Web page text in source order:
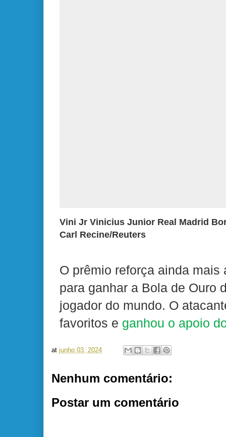
Vini Jr Vinicius Junior Real Madrid
Carl Recine/Reuters
O prêmio reforça ainda
para ganhar a Bola de Ouro
jogador do mundo. O
favoritos e ganhou o apoio
at junho 03, 2024
Nenhum comentário:
Postar um comentário